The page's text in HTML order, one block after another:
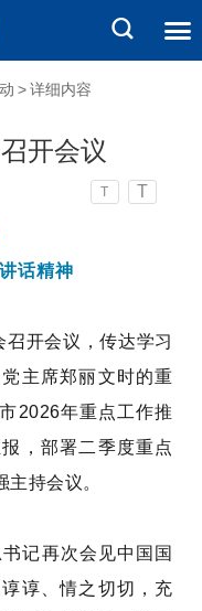
> 详细内容
开会议
T T
话精神
召开会议，传达学习
主席郑丽文时的重
2026年重点工作推
，部署二季度重点
持会议。
记再次会见中国国
谆、情之切切，充